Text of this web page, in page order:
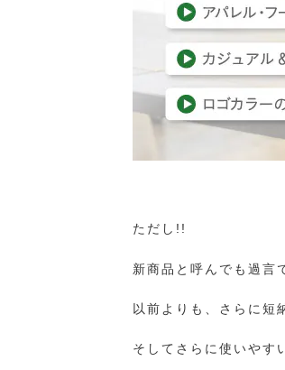
ただし!!
新商品と呼んでも過言
以前よりも、さらに短
そしてさらに使いやす